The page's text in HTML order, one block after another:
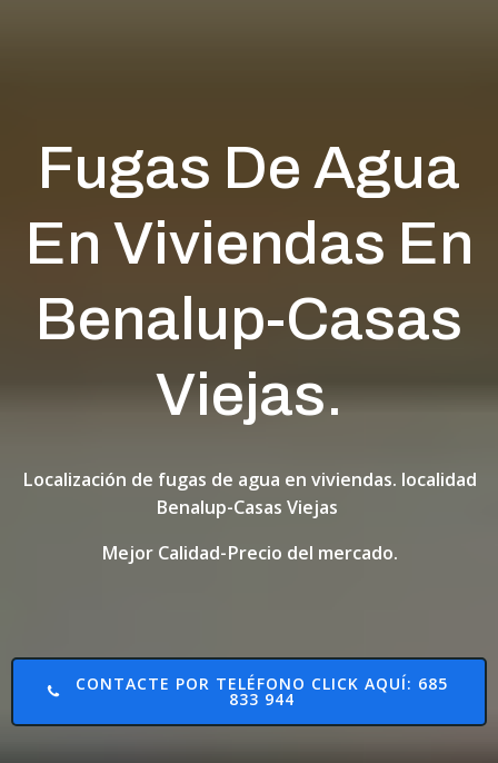
Fugas De Agua
En Viviendas En
Benalup-Casas
Viejas.
Localización de fugas de agua en viviendas. localidad
Benalup-Casas Viejas
Mejor Calidad-Precio del mercado.
CONTACTE POR TELÉFONO CLICK AQUÍ: 685
833 944